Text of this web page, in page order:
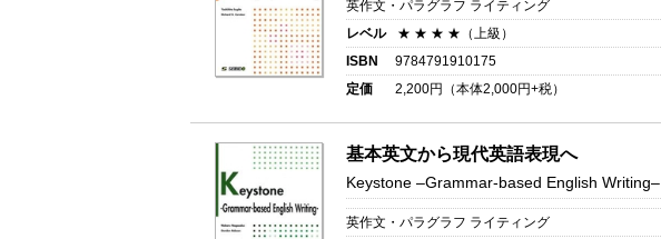
英作文・パラグラフ ライティング
レベル
★ ★ ★ ★（上級）
ISBN
9784791910175
定価
2,200円（本体2,000円+税）
基本英文から現代英語表現へ
Keystone –Grammar-based English Writing–
英作文・パラグラフ ライティング